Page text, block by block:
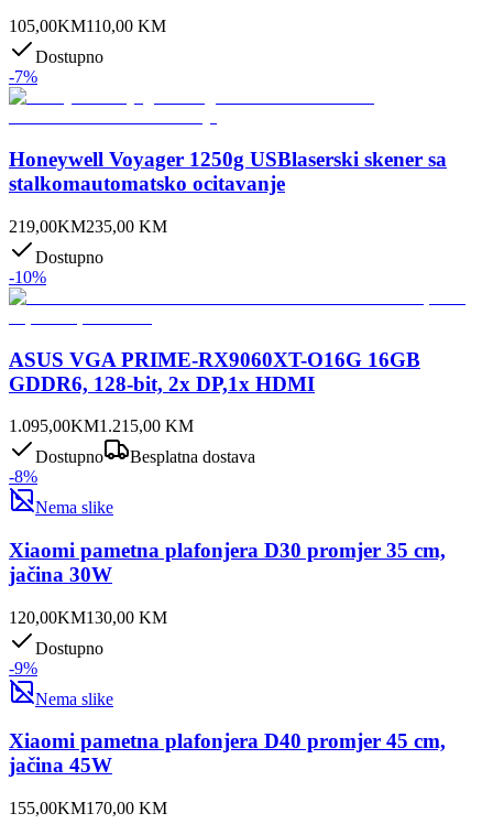
105,00KM110,00 KM
Dostupno
-7%
Honeywell Voyager 1250g USBlaserski skener sa
stalkomautomatsko ocitavanje
219,00KM235,00 KM
Dostupno
-10%
ASUS VGA PRIME-RX9060XT-O16G 16GB
GDDR6, 128-bit, 2x DP,1x HDMI
1.095,00KM1.215,00 KM
Dostupno
Besplatna dostava
-8%
Nema slike
Xiaomi pametna plafonjera D30 promjer 35 cm,
jačina 30W
120,00KM130,00 KM
Dostupno
-9%
Nema slike
Xiaomi pametna plafonjera D40 promjer 45 cm,
jačina 45W
155,00KM170,00 KM